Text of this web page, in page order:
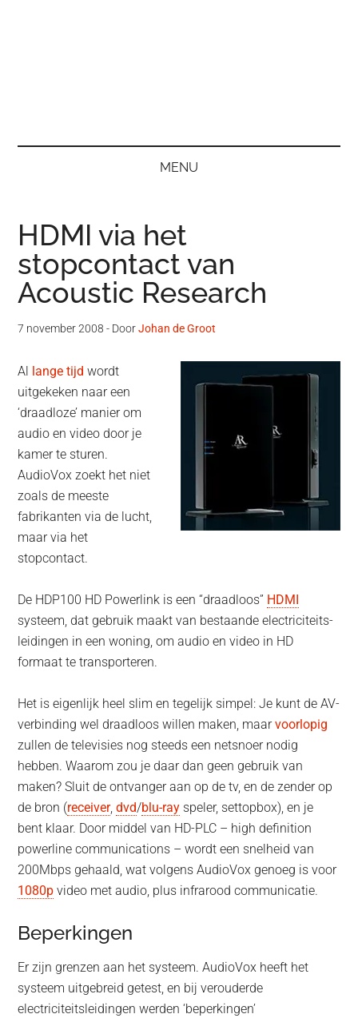
MENU
HDMI via het
stopcontact van
Acoustic Research
7 november 2008 - DoorJohan de Groot
Al lange tijd wordt
uitgekeken naar een
‘draadloze’ manier om
audio en video door je
kamer te sturen.
AudioVox zoekt het niet
zoals de meeste
fabrikanten via de lucht,
maar via het
stopcontact.
De HDP100 HD Powerlink is een “draadloos” HDMI
systeem, dat gebruik maakt van bestaande electriciteits-
leidingen in een woning, om audio en video in HD
formaat te transporteren.
Het is eigenlijk heel slim en tegelijk simpel: Je kunt de AV-
verbinding wel draadloos willen maken, maarvoorlopig
zullen de televisies nog steeds een netsnoer nodig
hebben. Waarom zou je daar dan geen gebruik van
maken? Sluit de ontvanger aan op de tv, en de zender op
de bron (receiver,dvd/blu-ray speler, settopbox), en je
bent klaar. Door middel van HD-PLC – high definition
powerline communications – wordt een snelheid van
200Mbps gehaald, wat volgens AudioVox genoeg is voor
1080p video met audio, plus infrarood communicatie.
Beperkingen
Er zijn grenzen aan het systeem. AudioVox heeft het
systeem uitgebreid getest, en bij verouderde
electriciteitsleidingen werden ‘beperkingen’